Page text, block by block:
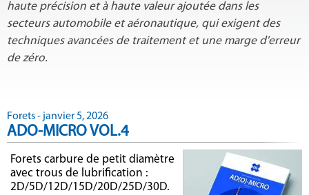
haute précision et à haute valeur ajoutée dans les
secteurs automobile et aéronautique, qui exigent des
techniques avancées de traitement et une marge d'erreur
de zéro.
Forets - janvier 5, 2026
ADO-MICRO VOL.4
Forets carbure de petit diamètre
avec trous de lubrification :
2D/5D/12D/15D/20D/25D/30D.